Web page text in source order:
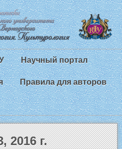
Научный портал
Правила для авторов
2016 г.